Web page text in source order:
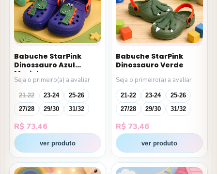
Babuche StarPink
Dinossauro Azul
Marinho
Seja o primeiro(a) a avaliar
21-22 23-24
25-26
27/28
29/30 31/32
R$ 73,46
ver produto
Babuche StarPink
Dinossauro Verde
Seja o primeiro(a) a avaliar
21-22 23-24
25-26
27/28
29/30 31/32
R$ 73,46
ver produto